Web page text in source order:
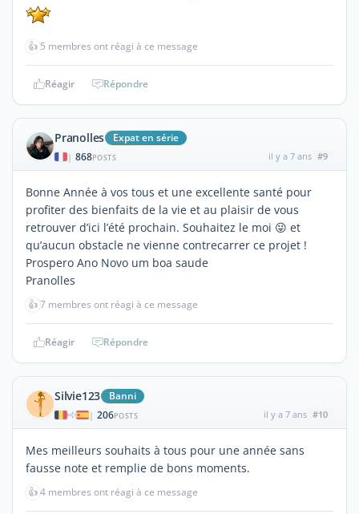
👍 5 membres ont réagi à ce message
Réagir Répondre
Pranolles Expat en série
| 868POSTS il y a 7 ans #9
Bonne Année à vos tous et une excellente santé pour
profiter des bienfaits de la vie et au plaisir de vous
retrouver d’ici l’été prochain. Souhaitez le moi 😜 et
qu’aucun obstacle ne vienne contrecarrer ce projet !
Prospero Ano Novo um boa saude
Pranolles
👍7 membres ont réagi à ce message
Réagir Répondre
Silvie123 Banni
| 206POSTS il y a 7 ans #10
Mes meilleurs souhaits à tous pour une année sans
fausse note et remplie de bons moments.
👍4 membres ont réagi à ce message